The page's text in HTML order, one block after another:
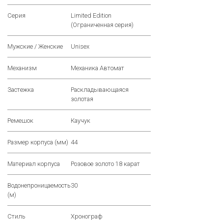
Серия
Limited Edition
(Ограниченная серия)
Мужские / Женские Unisex
Механизм Механика Автомат
Застежка
Раскладывающаяся
золотая
Ремешок Каучук
Размер корпуса (мм) 44
Материал корпуса Розовое золото 18 карат
Водонепроницаемость
(м)
30
Стиль Хронограф